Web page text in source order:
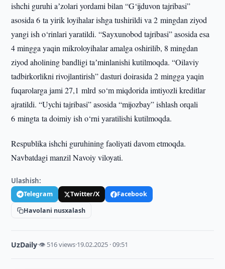
ishchi guruhi aʼzolari yordami bilan “G‘ijduvon tajribasi”
asosida 6 ta yirik loyihalar ishga tushirildi va 2 mingdan ziyod
yangi ish o‘rinlari yaratildi. “Sayxunobod tajribasi” asosida esa
4 mingga yaqin mikroloyihalar amalga oshirilib, 8 mingdan
ziyod aholining bandligi taʼminlanishi kutilmoqda. “Oilaviy
tadbirkorlikni rivojlantirish” dasturi doirasida 2 mingga yaqin
fuqarolarga jami 27,1 mlrd so‘m miqdorida imtiyozli kreditlar
ajratildi. “Uychi tajribasi” asosida “mijozbay” ishlash orqali
6 mingta ta doimiy ish o‘rni yaratilishi kutilmoqda.
Respublika ishchi guruhining faoliyati davom etmoqda.
Navbatdagi manzil Navoiy viloyati.
Ulashish:
Telegram Twitter/X
Facebook
Havolani nusxalash
UzDaily·👁 516 views·19.02.2025 · 09:51